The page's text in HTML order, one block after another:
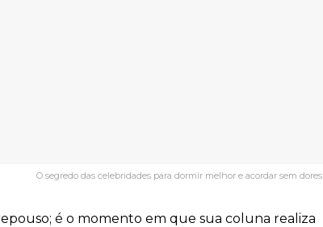
O segredo das celebridades para dormir melhor e acordar sem dores
é o momento em que sua coluna realiza